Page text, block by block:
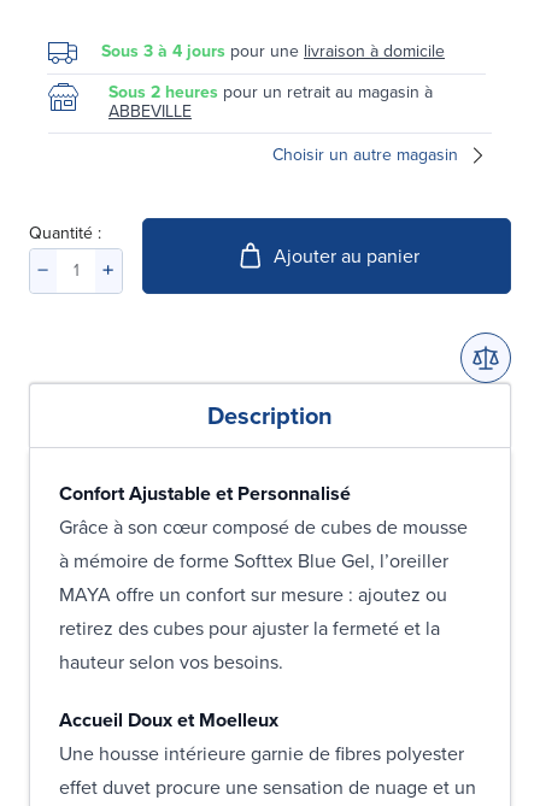
Sous 3 à 4 jours pour unelivraison à domicile
Sous 2 heures pour un retrait au magasin à
ABBEVILLE
Choisir un autre magasin
Quantité :
Ajouter au panier
Description
Confort Ajustable et Personnalisé
Grâce à son cœur composé de cubes de mousse
à mémoire de forme Softtex Blue Gel, l’oreiller
MAYA offre un confort sur mesure : ajoutez ou
retirez des cubes pour ajuster la fermeté et la
hauteur selon vos besoins.
Accueil Doux et Moelleux
Une housse intérieure garnie de fibres polyester
effet duvet procure une sensation de nuage et un